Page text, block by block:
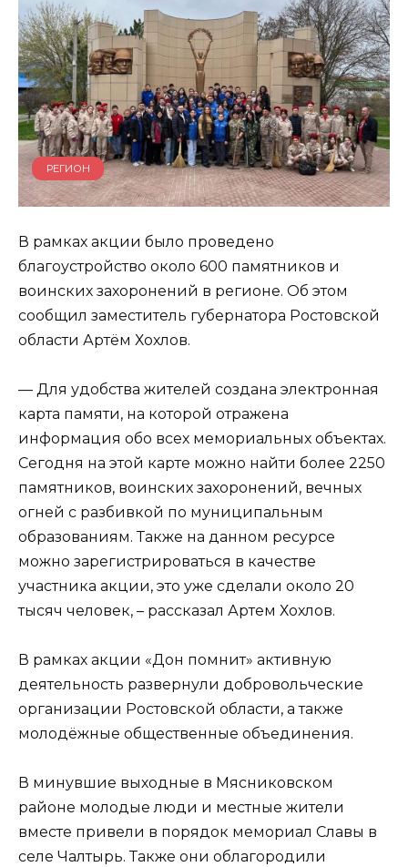
РЕГИОН
В рамках акции было проведено
благоустройство около 600 памятников и
воинских захоронений в регионе. Об этом
сообщил заместитель губернатора Ростовской
области Артём Хохлов.
— Для удобства жителей создана электронная
карта памяти, на которой отражена
информация обо всех мемориальных объектах.
Сегодня на этой карте можно найти более 2250
памятников, воинских захоронений, вечных
огней с разбивкой по муниципальным
образованиям. Также на данном ресурсе
можно зарегистрироваться в качестве
участника акции, это уже сделали около 20
тысяч человек, – рассказал Артем Хохлов.
В рамках акции «Дон помнит» активную
деятельность развернули добровольческие
организации Ростовской области, а также
молодёжные общественные объединения.
В минувшие выходные в Мясниковском
районе молодые люди и местные жители
вместе привели в порядок мемориал Славы в
селе Чалтырь. Также они облагородили